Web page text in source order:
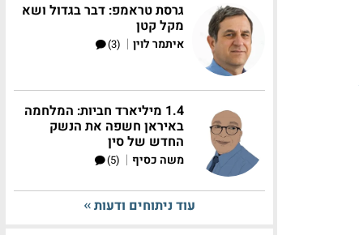
גרסת טראמפ: דבר בגדול ושא
מקל קטן
איתמר לוין |
(3)
1.4 מיליארד חביות: המלחמה
באיראן חשפה את הנשק
החדש של סין
משה כסיף |
(5)
עוד ניתוחים ודעות